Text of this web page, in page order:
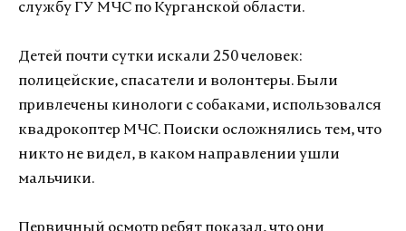
службу ГУ МЧС по Курганской области.
Детей почти сутки искали 250 человек:
полицейские, спасатели и волонтеры. Были
привлечены кинологи с собаками, использовался
квадрокоптер МЧС. Поиски осложнялись тем, что
никто не видел, в каком направлении ушли
мальчики.